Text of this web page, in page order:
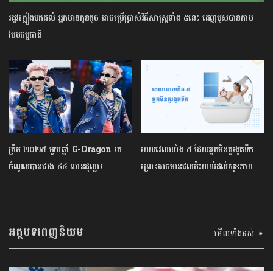
រដូវភ្លៀងមកដល់ អ្នកមានកូនតូច អាចប្រើប្រាស់វិធីសាស្រ្តទាំង ៥នេះ ដេញមូសបានតាម
បែបធម្មជាតិ​
ត្រឹម ២០២៥ មួយឆ្នាំ G-Dragon រក
ចំណូលបានជាង ៤៤ លានដុល្លារ
ពេលវេលាទាំង ៥ ដែលអ្នកមិនគួរងូតទឹក​
ព្រោះអាចមានផលប៉ះពាល់ដល់សុខភាព
អត្ថបទពេញនិយម មើលទាំងអស់ ➧